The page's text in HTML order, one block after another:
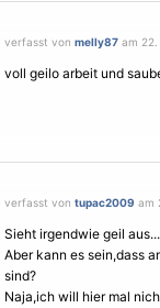
verfasst von melly87 am
voll geilo arbeit und
verfasst von tupac2009 am
Sieht irgendwie geil aus...
Aber kann es sein,dass
sind?
Naja,ich will hier mal